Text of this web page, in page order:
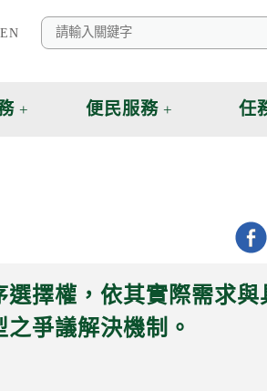
EN
便民服務 任
擇權，依其實際需求與
爭議解決機制。